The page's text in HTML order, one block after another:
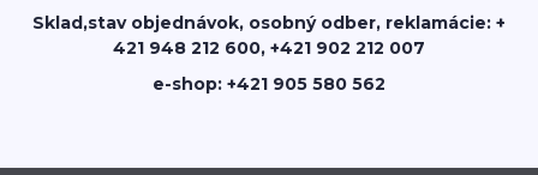
Sklad,stav objednávok, osobný odber, reklamácie: +
421 948 212 600, +421 902 212 007
e-shop: +421 905 580 562